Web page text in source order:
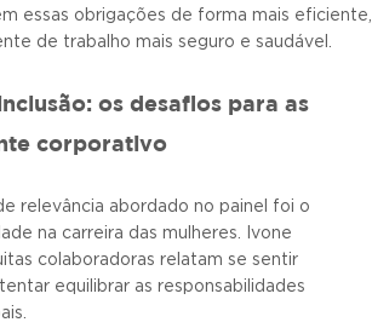
essas obrigações de forma mais eficiente,
de trabalho mais seguro e saudável.
os desafios para as
corporativo
relevância abordado no painel foi o
na carreira das mulheres. Ivone
colaboradoras relatam se sentir
equilibrar as responsabilidades